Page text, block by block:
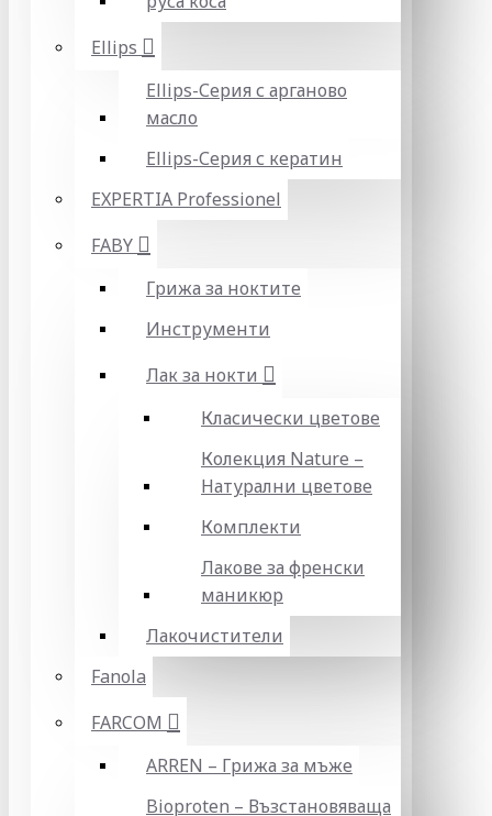
Ellips
Ellips-Серия с арганово
масло
Ellips-Серия с кератин
EXPERTIA Professionel
FABY
Грижа за ноктите
Инструменти
Лак за нокти
Класически цветове
Колекция Nature –
Натурални цветове
Комплекти
Лакове за френски
маникюр
Лакочистители
Fanola
FARCOM
ARREN – Грижа за мъже
Bioproten – Възстановяваща